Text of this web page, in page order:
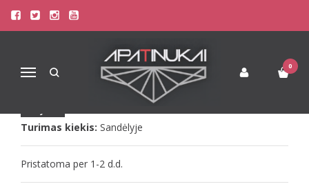
Navigacija
0
Pagrindinis
Apatinis Trikotažas Moterims
Seksualūs Moteriški Apatiniai
LivCo raudoni naktinukai Sive
LIVCO RAUDONI NAKTINUKAI SIVE
Turimas kiekis: Sandėlyje
Pristatoma per 1-2 d.d.